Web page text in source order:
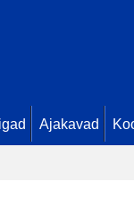
Ajakavad
II
(